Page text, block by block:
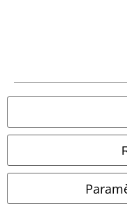
Boutiques en ligne